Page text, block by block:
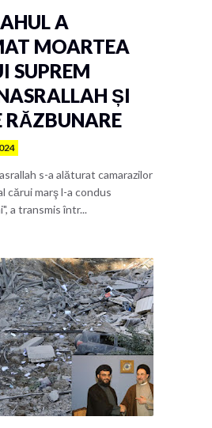
A
MOARTEA
SUPREM
ȘI
RĂZBUNARE
s-a alăturat camarazilor
cărui marş l-a condus
a transmis într...